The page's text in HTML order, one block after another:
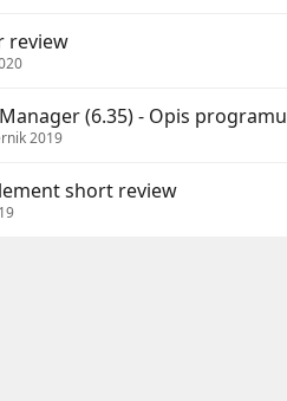
review
(6.35) - Opis programu
2019
short review